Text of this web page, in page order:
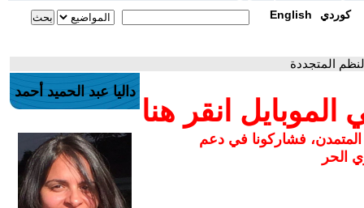
English كوردي
المتجددة
انقر هنا
المتمدن، فشاركونا في دعم
الحر
داليا عبد الحميد أحمد